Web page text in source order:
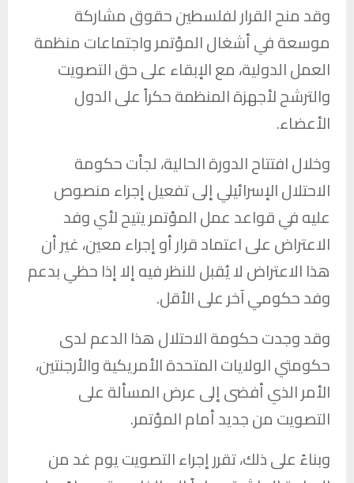
وقد منح القرار لفلسطين حقوق مشاركة
موسعة في أشغال المؤتمر واجتماعات منظمة
العمل الدولية، مع الإبقاء على حق التصويت
والترشح لأجهزة المنظمة حكراً على الدول
الأعضاء.
وخلال افتتاح الدورة الحالية، لجأت حكومة
الاحتلال الإسرائيلي إلى تفعيل إجراء منصوص
عليه في قواعد عمل المؤتمر يتيح لأي وفد
الاعتراض على اعتماد قرار أو إجراء معين، غير أن
هذا الاعتراض لا يُقبل للنظر فيه إلا إذا حظي بدعم
وفد حكومي آخر على الأقل.
وقد وجدت حكومة الاحتلال هذا الدعم لدى
حكومتي الولايات المتحدة الأمريكية والأرجنتين،
الأمر الذي أفضى إلى عرض المسألة على
التصويت من جديد أمام المؤتمر.
وبناءً على ذلك، تقرر إجراء التصويت يوم غد من